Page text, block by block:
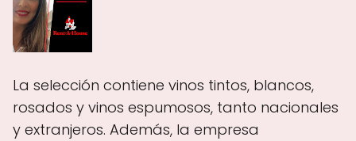
La selección contiene vinos tintos, blancos,
rosados y vinos espumosos, tanto nacionales
y extranjeros. Además, la empresa